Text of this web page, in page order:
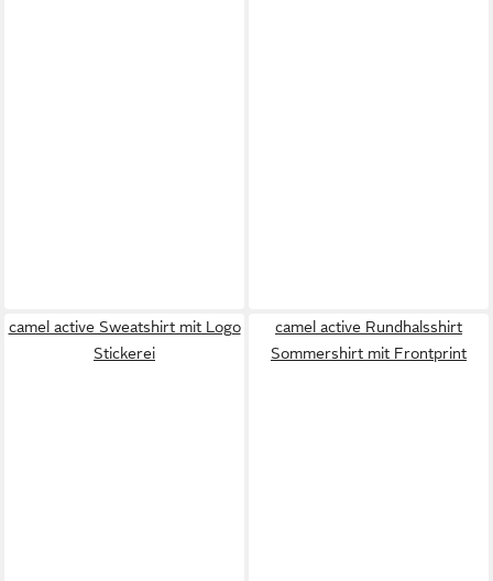
camel active Sweatshirt mit Logo
Stickerei
camel active Rundhalsshirt
Sommershirt mit Frontprint